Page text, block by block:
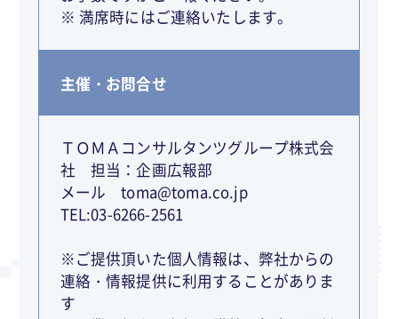
※ 満席時にはご連絡いたします。
主催・お問合せ
ＴＯＭＡコンサルタンツグループ株式会
社 担当：企画広報部
メール toma@toma.co.jp
TEL:03-6266-2561
※ご提供頂いた個人情報は、弊社からの
連絡・情報提供に利用することがありま
す